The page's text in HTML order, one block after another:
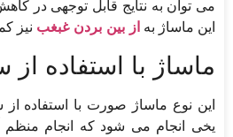
می توان به نتایج قابل توجهی در
این ماساژ به از بین بردن غبغب نیز
ماساژ با استفاده
این نوع ماساژ صورت با استفاده
یخی انجام می شود که انجام